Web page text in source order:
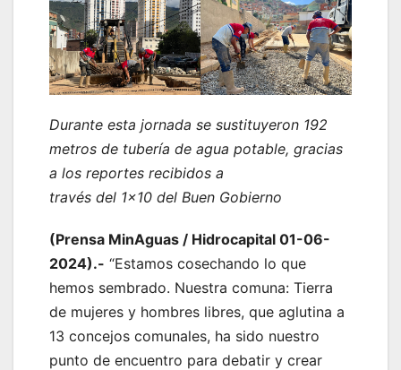
Durante esta jornada se sustituyeron 192
metros de tubería de agua potable, gracias
a los reportes recibidos a
través del 1×10 del Buen Gobierno
(Prensa MinAguas / Hidrocapital 01-06-
2024).- “Estamos cosechando lo que
hemos sembrado. Nuestra comuna: Tierra
de mujeres y hombres libres, que aglutina a
13 concejos comunales, ha sido nuestro
punto de encuentro para debatir y crear